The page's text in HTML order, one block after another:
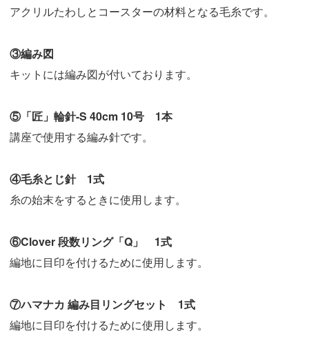
アクリルたわしとコースターの材料となる毛糸です。
③編み図
キットには編み図が付いております。
⑤「匠」輪針-S 40cm 10号 1本
講座で使用する編み針です。
④毛糸とじ針 1式
糸の始末をするときに使用します。
⑥Clover 段数リング「Q」 1式
編地に目印を付けるために使用します。
⑦ハマナカ 編み目リングセット 1式
編地に目印を付けるために使用します。